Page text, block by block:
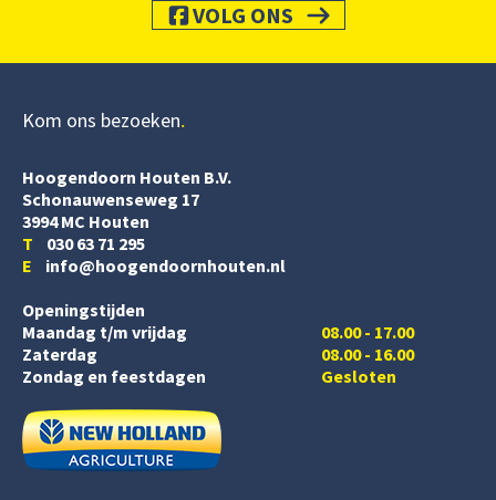
VOLG ONS
Kom ons bezoeken
Hoogendoorn Houten B.V.
Schonauwenseweg 17
3994 MC Houten
T 030 63 71 295
E info@hoogendoornhouten.nl
Openingstijden
Maandag t/m vrijdag
Zaterdag
08.00 - 17.00
08.00 - 16.00
Zondag en feestdagen
Gesloten